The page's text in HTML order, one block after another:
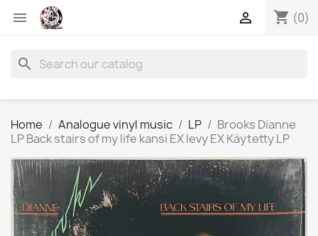
 shopping_cart (0)

search
Home Analogue vinyl music LP
Brooks Dianne
LP Back stairs of my life kansi EX levy EX Käytetty LP